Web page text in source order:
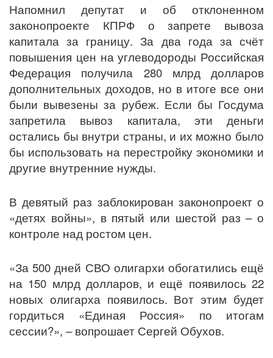
Напомнил депутат и об отклоненном
законопроекте КПРФ о запрете вывоза
капитала за границу. За два года за счёт
повышения цен на углеводороды Российская
Федерация получила 280 млрд долларов
дополнительных доходов, но в итоге все они
были вывезены за рубеж. Если бы Госдума
запретила вывоз капитала, эти деньги
остались бы внутри страны, и их можно было
бы использовать на перестройку экономики и
другие внутренние нужды.
В девятый раз заблокирован законопроект о
«детях войны», в пятый или шестой раз – о
контроле над ростом цен.
«За 500 дней СВО олигархи обогатились ещё
на 150 млрд долларов, и ещё появилось 22
новых олигарха появилось. Вот этим будет
гордиться «Единая Россия» по итогам
сессии?», – вопрошает Сергей Обухов.